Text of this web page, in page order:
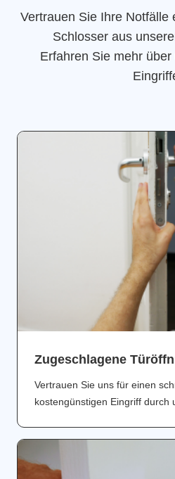
Vertrauen Sie Ihre Notfälle
Schlosser aus
Erfahren Sie mehr
Zugeschlagene
Vertrauen Sie uns für einen
kostengünstigen Eingriff durch